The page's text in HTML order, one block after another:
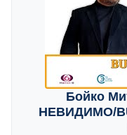
Бойко
НЕВИДИМО/